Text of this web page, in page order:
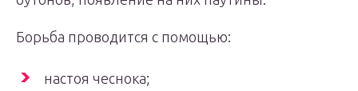
Борьба проводится с помощью:
настоя чеснока;